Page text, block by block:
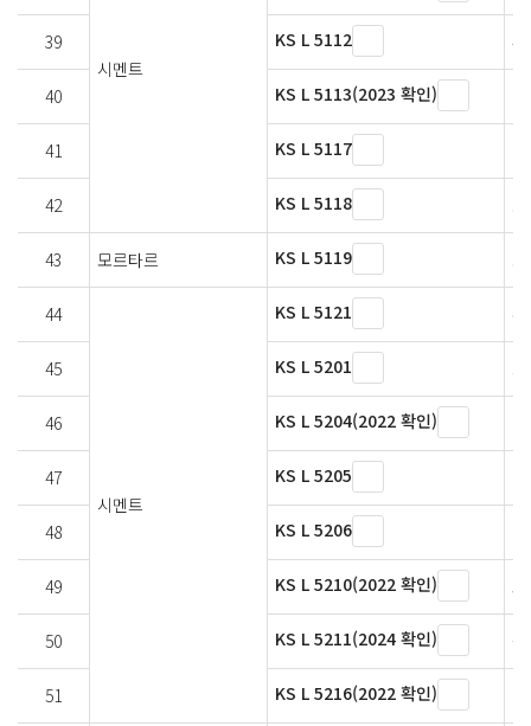
시멘트
39 KS L 5112
40 KS L 5113(2023 확인)
41 KS L 5117
42 KS L 5118
43 모르타르 KS L 5119
44
시멘트
KS L 5121
45 KS L 5201
46 KS L 5204(2022 확인)
47 KS L 5205
48 KS L 5206
49 KS L 5210(2022 확인)
50 KS L 5211(2024 확인)
51 KS L 5216(2022 확인)